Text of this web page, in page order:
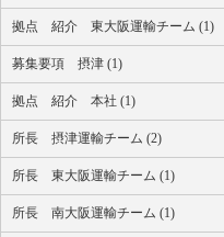
拠点 紹介 東大阪運輸チーム (1)
募集要項 摂津 (1)
拠点 紹介 本社 (1)
所長 摂津運輸チーム (2)
所長 東大阪運輸チーム (1)
所長 南大阪運輸チーム (1)